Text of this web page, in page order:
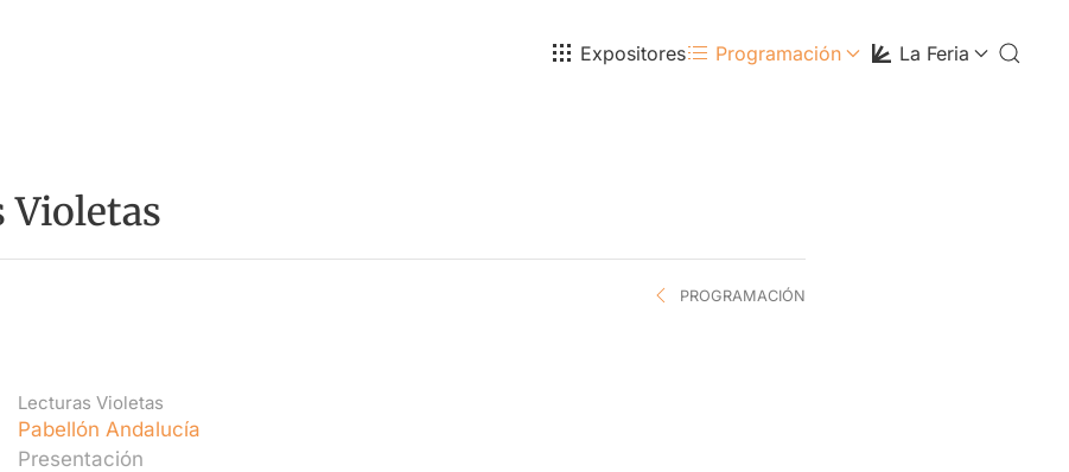
Expositores Programación La Feria
Violetas
PROGRAMACIÓN
Lecturas Violetas
Pabellón Andalucía
Presentación